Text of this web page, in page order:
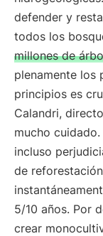
defender y
todos los
millones de
plenamente los
principios es
Calandri,
mucho
incluso
de
5/10 años. Por
crear